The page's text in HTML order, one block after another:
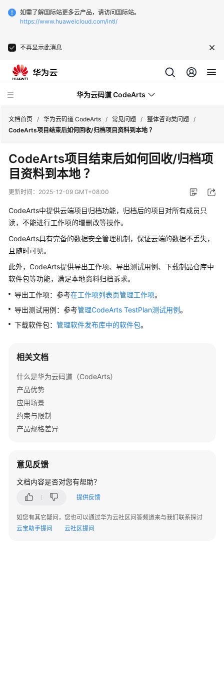
如需了解国际站更多云产品，请访问国际站。
https://www.huaweicloud.com/intl/
不再显示此消息
华为云码道 CodeArts
品
介
计
费
明
快
速
入
门
户
南
最
佳
实
践
API
常
见
整
文档首页 / 华为云码道 CodeArts / 常见问题 / 整体咨询类问题 /
CodeArts项目结束后如何回收/归档项目资料到本地 ？
CodeArts项目结束后如何回收/归档项
目资料到本地 ？
更新时间： 2025-12-09 GMT+08:00
CodeArts中提供云端项目归档功能，归档后的项目对所有成员只
读，不能进行工作项的增删改等操作。
CodeArts具有完备的数据安全管理机制，保证云端的数据不丢失，
且随时可见。
此外，CodeArts提供导出工作项、导出测试用例、下载制品仓库中
软件包等功能，满足本地资料归档诉求。
导出工作项：参考在工作项列表页管理工作项。
导出测试用例：参考管理CodeArts TestPlan测试用例。
下载软件包： 管理软件发布库中的软件包。
相关文档
什么是华为云码道（CodeArts）
产品优势
应用场景
约束与限制
产品规格差异
意见反馈
文档内容是否对您有帮助？
提供反馈
如您有其它疑问，您也可以通过华为云社区问答频道来与我们联系探讨
云宝助手提问
云社区提问